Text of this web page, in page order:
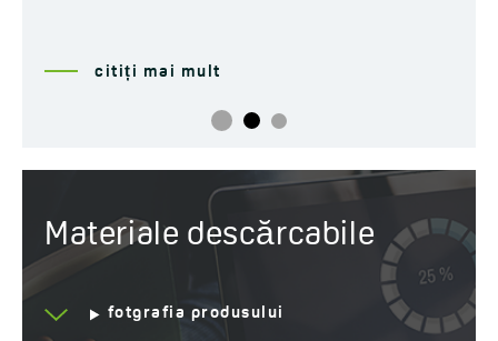
citiți mai mult
Materiale descărcabile
fotgrafia produsului